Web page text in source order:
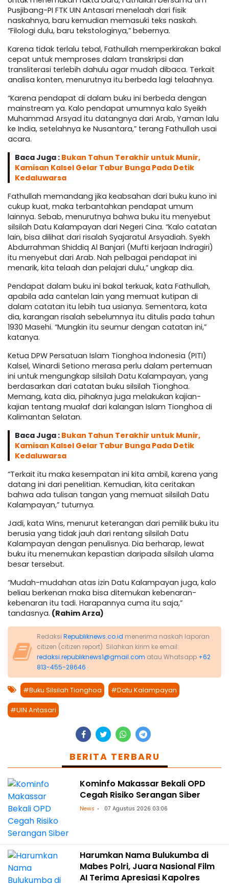
Pusjibang-PI FTK UIN Antasari menelaah dari fisik
naskahnya, baru kemudian memasuki teks naskah.
“Filologi dulu, baru tekstologinya,” bebernya.
Karena tidak terlalu tebal, Fathullah memperkirakan bakal
cepat untuk memproses dalam transkripsi dan
transliterasi terlebih dahulu agar mudah dibaca. Terkait
analisa konten, menurutnya itu berbeda lagi telaahnya.
“Karena pendapat di dalam buku ini berbeda dengan
mainstream ya. Kalo pendapat umumnya kalo Syeikh
Muhammad Arsyad itu datangnya dari Arab, Yaman lalu
ke India, setelahnya ke Nusantara,” terang Fathullah usai
acara.
Baca Juga : Bukan Tahun Terakhir untuk Munir,
Kamisan Kalsel Gelar Tabur Bunga Pada Detik
Kedaluwarsa
Fathullah memandang jika keabsahan dari buku kuno ini
cukup kuat, maka terbantahkan pendapat umum
lainnya. Sebab, menurutnya bahwa buku itu menyebut
silsilah Datu Kalampayan dari Negeri Cina. “Kalo catatan
lain, bisa dilihat dari risalah Syajaratul Arsyadiah. Syekh
Abdurrahman Shiddiq Al Banjari (Mufti kerjaan Indragiri)
itu menyebut dari Arab. Nah pelbagai pendapat ini
menarik, kita telaah dan pelajari dulu,” ungkap dia.
Pendapat dalam buku ini bakal terkuak, kata Fathullah,
apabila ada cantelan lain yang memuat kutipan di
dalam catatan itu lebih tua usianya. Sementara, kata
dia, karangan risalah sebelumnya itu ditulis pada tahun
1930 Masehi. “Mungkin itu seumur dengan catatan ini,”
katanya.
Ketua DPW Persatuan Islam Tionghoa Indonesia (PITI)
Kalsel, Winardi Setiono merasa perlu dalam pertemuan
ini untuk mengungkap silsilah Datu Kalampayan, yang
berdasarkan dari catatan buku silsilah Tionghoa.
Memang, kata dia, pihaknya juga melakukan kajian-
kajian tentang mualaf dari kalangan Islam Tionghoa di
Kalimantan Selatan.
Baca Juga : Bukan Tahun Terakhir untuk Munir,
Kamisan Kalsel Gelar Tabur Bunga Pada Detik
Kedaluwarsa
“Terkait itu maka kesempatan ini kita ambil, karena yang
datang ini dari penelitian. Kemudian, kita ceritakan
bahwa ada tulisan tangan yang memuat silsilah Datu
Kalampayan,” tuturnya.
Jadi, kata Wins, menurut keterangan dari pemilik buku itu
berusia yang tidak jauh dari rentang silsilah Datu
Kalampayan dengan penulisnya. Dia berharap, lewat
buku itu menemukan kepastian daripada silsilah ulama
besar tersebut.
“Mudah-mudahan atas izin Datu Kalampayan juga, kalo
beliau berkenan maka bisa ditemukan kebenaran-
kebenaran itu tadi. Harapannya cuma itu saja,”
tandasnya. (Rahim Arza)
Redaksi Republiknews.co.id menerima naskah laporan
citizen (citizen report). Silahkan kirim ke email:
redaksi.republiknews1@gmail.com atau Whatsapp +62
813-455-28646
#Buku Silsilah Tionghoa #Datu Kalampayan
#UIN Antasari
BERITA TERBARU
Kominfo Makassar Bekali OPD
Cegah Risiko Serangan Siber
News 07 Agustus 2026 03:06
Harumkan Nama Bulukumba di
Mabes Polri, Juara Nasional Film
AI Terima Apresiasi Kapolres